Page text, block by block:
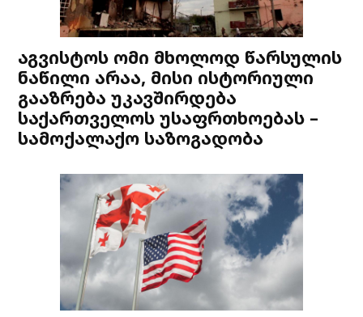
აგვისტოს ომი მხოლოდ წარსულის
ნაწილი არაა, მისი ისტორიული
გააზრება უკავშირდება
საქართველოს უსაფრთხოებას –
სამოქალაქო საზოგადობა